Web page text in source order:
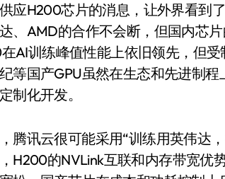
别再用汽车USB给MacBook充电了！老司机
花钱买宝马，启动先看蜘蛛侠？”车主怒了：
Windows 11家庭版和专业版，选错真的会后
你的U盘格式对了吗？详解exFAT和NTFS的终
维修店最怕的“作死”操作：把手机塞冰箱，
实测索尼黑科技：能降温能加热的“颈环”，
应H200芯片的消息，让外界看到
、AMD的合作不会断，但国内芯
AI训练峰值性能上依旧领先，但
等国产GPU虽然在生态和先进制
制化开发。
腾讯云很可能采用“训练用英伟达
H200的NVLink互联和内存带宽优